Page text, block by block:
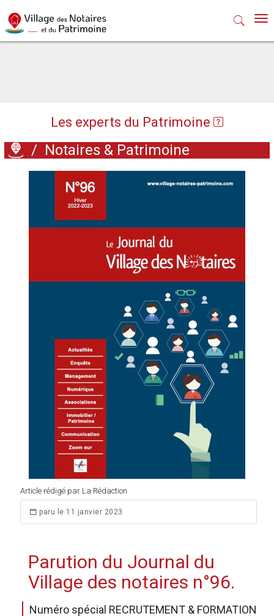
Les experts du Patrimoine
/ Notaires & Patrimoine
Article rédigé par La Rédaction
paru le 11 janvier 2023
Parution du Journal du
Village des notaires n°96.
Numéro spécial RECRUTEMENT & FORMATION